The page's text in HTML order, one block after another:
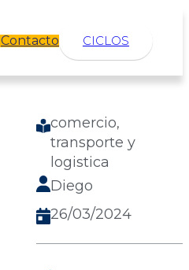
Contacto CICLOS
comercio
transporte y
logistica
Diego
26/03/2024